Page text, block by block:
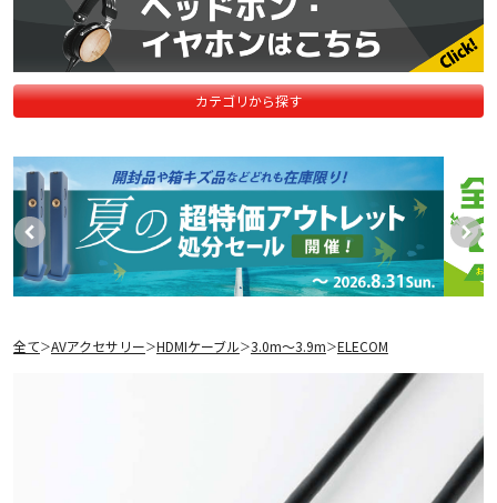
カテゴリから探す
全て＞AVアクセサリー＞HDMIケーブル＞3.0m〜3.9m＞ELECOM